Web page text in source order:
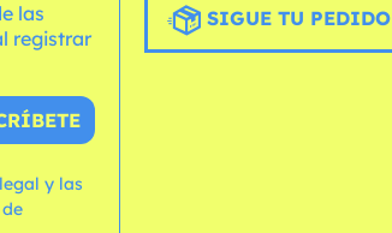
las
registrar
y las
SIGUE TU PEDIDO